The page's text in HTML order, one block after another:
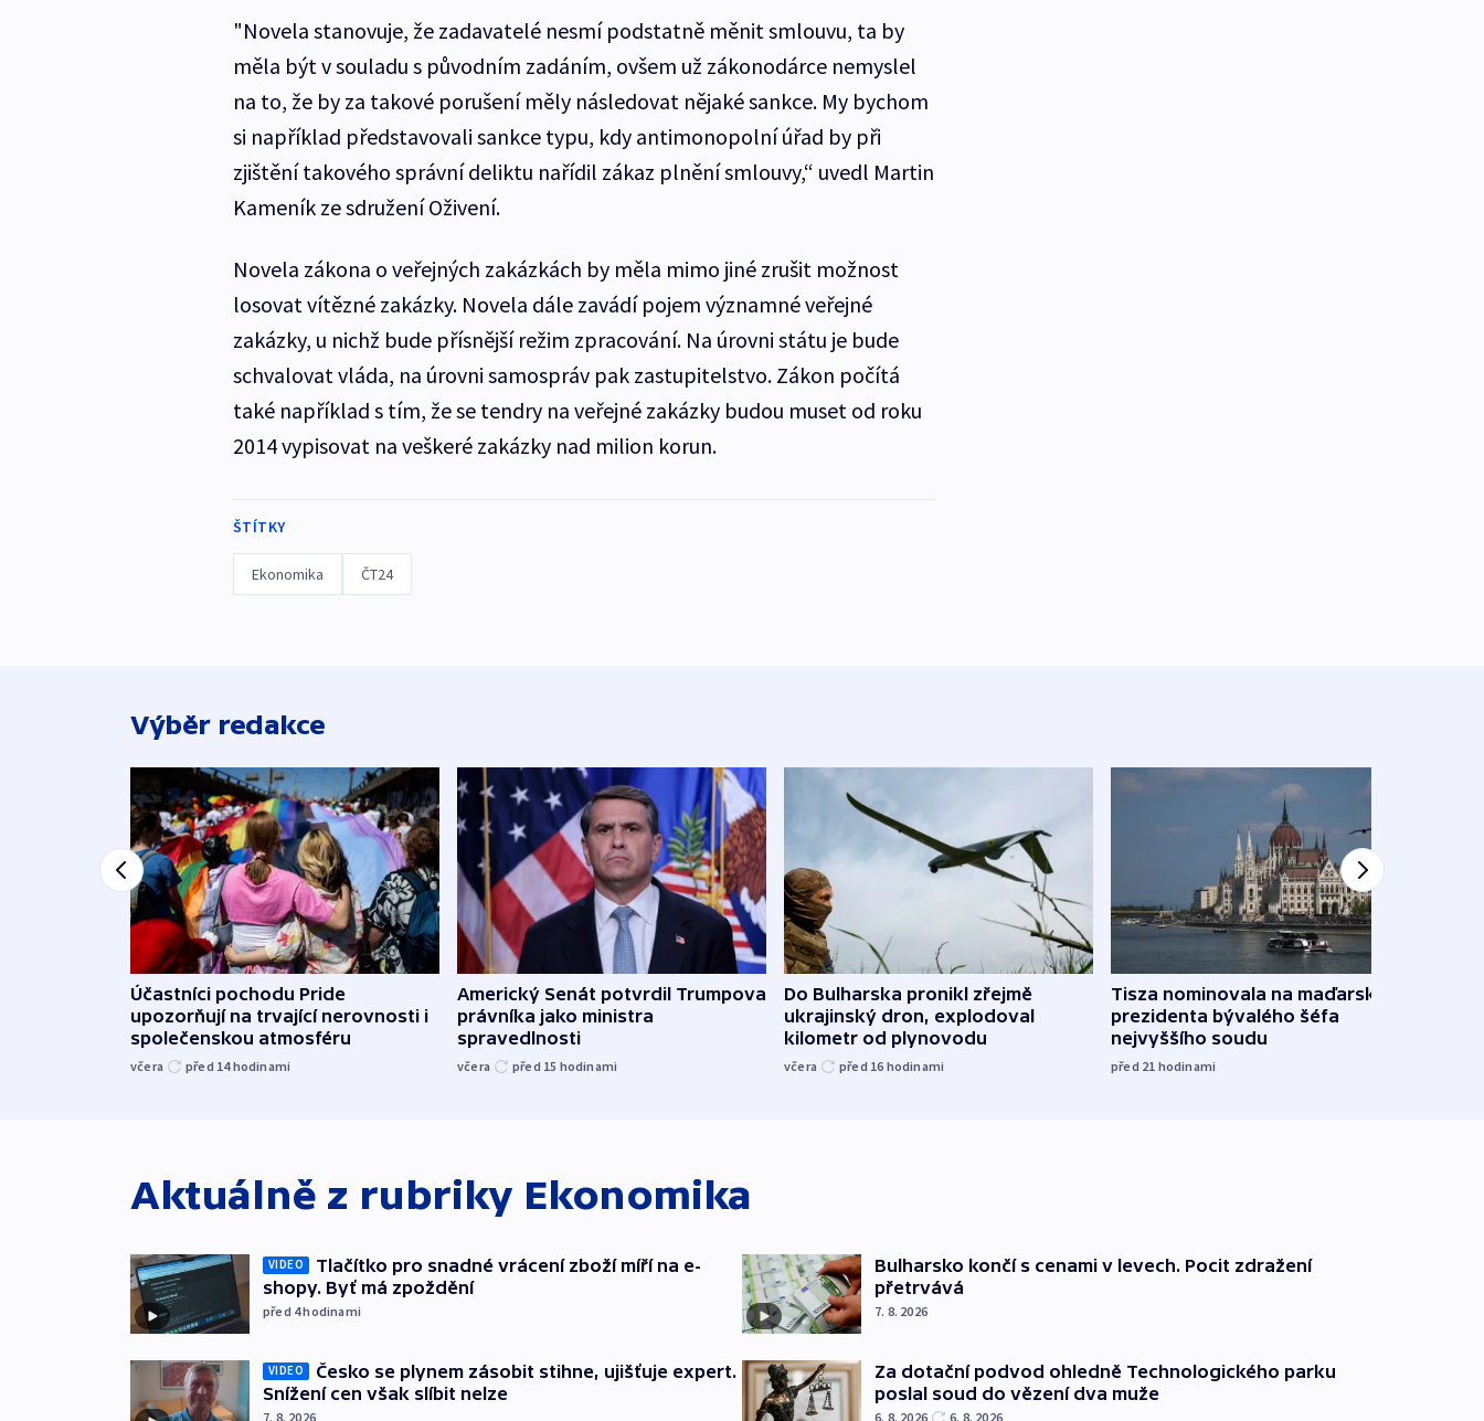
"Novela stanovuje, že zadavatelé nesmí podstatně měnit smlouvu, ta by
měla být v souladu s původním zadáním, ovšem už zákonodárce nemyslel
na to, že by za takové porušení měly následovat nějaké sankce. My bychom
si například představovali sankce typu, kdy antimonopolní úřad by při
zjištění takového správní deliktu nařídil zákaz plnění smlouvy,“ uvedl Martin
Kameník ze sdružení Oživení.
Novela zákona o veřejných zakázkách by měla mimo jiné zrušit možnost
losovat vítězné zakázky. Novela dále zavádí pojem významné veřejné
zakázky, u nichž bude přísnější režim zpracování. Na úrovni státu je bude
schvalovat vláda, na úrovni samospráv pak zastupitelstvo. Zákon počítá
také například s tím, že se tendry na veřejné zakázky budou muset od roku
2014 vypisovat na veškeré zakázky nad milion korun.
ŠTÍTKY
Ekonomika ČT24
Výběr redakce
Účastníci pochodu Pride
upozorňují na trvající nerovnosti i
společenskou atmosféru
včera před 14hodinami
Americký Senát potvrdil Trumpova
právníka jako ministra
spravedlnosti
včera před 15 hodinami
Do Bulharska pronikl zřejmě
ukrajinský dron, explodoval
kilometr od plynovodu
včera před 16 hodinami
Tisza nominovala na maďarského
prezidenta bývalého šéfa
nejvyššího soudu
před 21 hodinami
Aktuálně z rubriky Ekonomika
VIDEO
Tlačítko pro snadné vrácení zboží míří na e-
shopy. Byť má zpoždění
před 4hodinami
VIDEO
Česko se plynem zásobit stihne, ujišťuje expert.
Snížení cen však slíbit nelze
7. 8. 2026
Bulharsko končí s cenami v levech. Pocit zdražení
přetrvává
7. 8. 2026
Za dotační podvod ohledně Technologického parku
poslal soud do vězení dva muže
6. 8. 2026 6. 8. 2026